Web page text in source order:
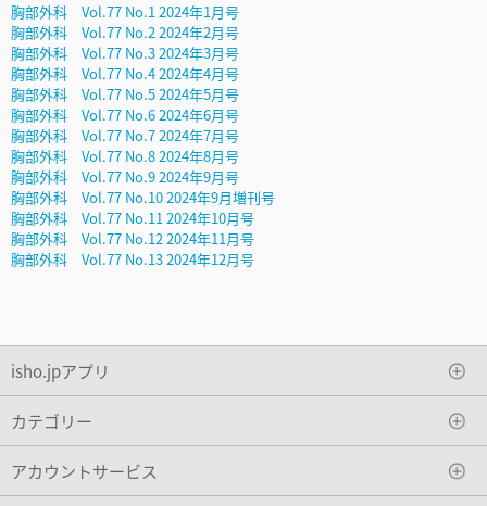
胸部外科 Vol.77 No.1 2024年1月号
胸部外科 Vol.77 No.2 2024年2月号
胸部外科 Vol.77 No.3 2024年3月号
胸部外科 Vol.77 No.4 2024年4月号
胸部外科 Vol.77 No.5 2024年5月号
胸部外科 Vol.77 No.6 2024年6月号
胸部外科 Vol.77 No.7 2024年7月号
胸部外科 Vol.77 No.8 2024年8月号
胸部外科 Vol.77 No.9 2024年9月号
胸部外科 Vol.77 No.10 2024年9月増刊号
胸部外科 Vol.77 No.11 2024年10月号
胸部外科 Vol.77 No.12 2024年11月号
胸部外科 Vol.77 No.13 2024年12月号
isho.jpアプリ
カテゴリー
アカウントサービス